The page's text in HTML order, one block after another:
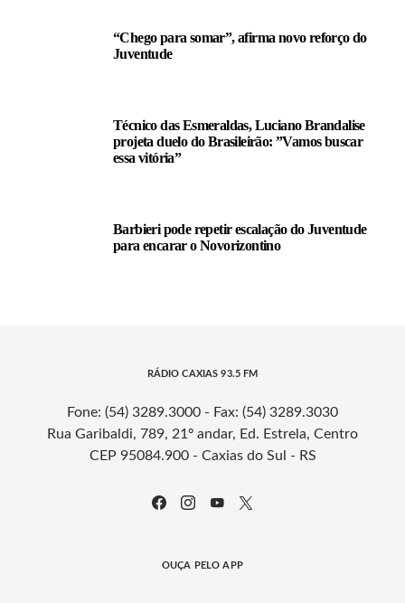
“Chego para somar”, afirma novo reforço do
Juventude
Técnico das Esmeraldas, Luciano Brandalise
projeta duelo do Brasileirão: ”Vamos buscar
essa vitória”
Barbieri pode repetir escalação do Juventude
para encarar o Novorizontino
RÁDIO CAXIAS 93.5 FM
Fone: (54) 3289.3000 - Fax: (54) 3289.3030
Rua Garibaldi, 789, 21º andar, Ed. Estrela, Centro
CEP 95084.900 - Caxias do Sul - RS
OUÇA PELO APP